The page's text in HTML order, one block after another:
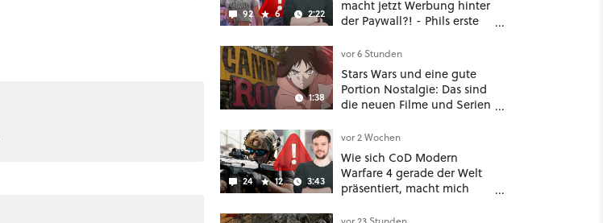
92 6 2:22
macht jetzt Werbung hinter
der Paywall?! - Phils erste
Deal
1:38
vor 6 Stunden
Stars Wars und eine gute
Portion Nostalgie: Das sind
die neuen Filme und Serien
24 12 3:43
vor 2 Wochen
Wie sich CoD Modern
Warfare 4 gerade der Welt
präsentiert, macht mich